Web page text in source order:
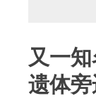
又一
遗体